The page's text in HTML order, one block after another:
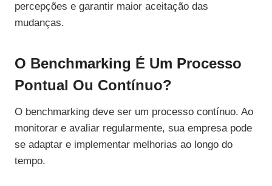
percepções e garantir maior aceitação das
mudanças.
O Benchmarking É Um Processo
Pontual Ou Contínuo?
O benchmarking deve ser um processo contínuo. Ao
monitorar e avaliar regularmente, sua empresa pode
se adaptar e implementar melhorias ao longo do
tempo.